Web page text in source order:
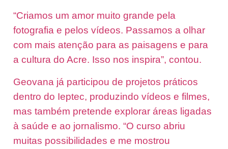
“Criamos um amor muito grande pela
fotografia e pelos vídeos. Passamos a olhar
com mais atenção para as paisagens e para
a cultura do Acre. Isso nos inspira”, contou.
Geovana já participou de projetos práticos
dentro do Ieptec, produzindo vídeos e filmes,
mas também pretende explorar áreas ligadas
à saúde e ao jornalismo. “O curso abriu
muitas possibilidades e me mostrou